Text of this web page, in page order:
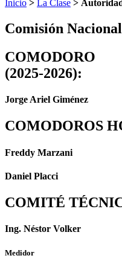
Inicio > La Clase >
Comisión Nacional
COMODORO
(2025-2026):
Jorge Ariel Giménez
COMODOROS
Freddy Marzani
Daniel Placci
COMITÉ
Ing. Néstor Volker
Medidor